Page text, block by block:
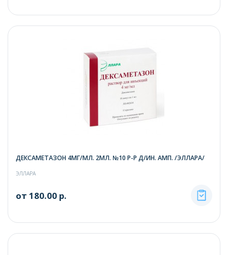
ДЕКСАМЕТАЗОН 4МГ/МЛ. 2МЛ. №10 Р-Р Д/ИН. АМП. /ЭЛЛАРА/
ЭЛЛАРА
от 180.00 р.